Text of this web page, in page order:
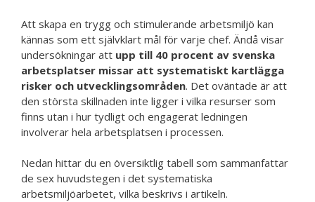
Att skapa en trygg och stimulerande arbetsmiljö kan
kännas som ett självklart mål för varje chef. Ändå visar
undersökningar att upp till 40 procent av svenska
arbetsplatser missar att systematiskt kartlägga
risker och utvecklingsområden. Det oväntade är att
den största skillnaden inte ligger i vilka resurser som
finns utan i hur tydligt och engagerat ledningen
involverar hela arbetsplatsen i processen.
Nedan hittar du en översiktlig tabell som sammanfattar
de sex huvudstegen i det systematiska
arbetsmiljöarbetet, vilka beskrivs i artikeln.